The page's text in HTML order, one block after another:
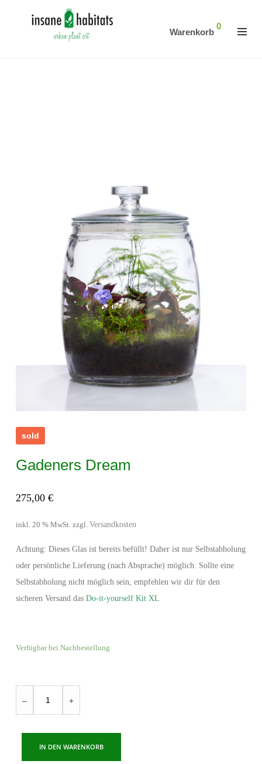
Warenkorb
0
sold
Gadeners Dream
275,00 €
inkl. 20 % MwSt. zzgl. Versandkosten
Achtung: Dieses Glas ist bereits befüllt! Daher ist nur Selbstabholung
oder persönliche Lieferung (nach Absprache) möglich. Sollte eine
Selbstabholung nicht möglich sein, empfehlen wir dir für den
sicheren Versand das Do-it-yourself Kit XL
Verfügbar bei Nachbestellung
– +
IN DEN WARENKORB